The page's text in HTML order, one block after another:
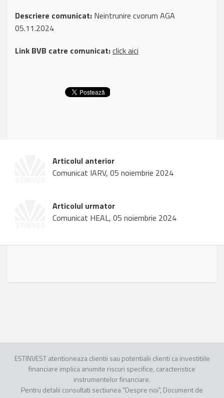
Descriere comunicat: Neintrunire cvorum AGA
05.11.2024
Link BVB catre comunicat:click aici
Articolul anterior
Comunicat IARV, 05 noiembrie 2024
Articolul urmator
Comunicat HEAL, 05 noiembrie 2024
ESTINVEST atentioneaza clientii sau potentialii clienti ca investitiile
financiare implica anumite riscuri specifice, caracteristice
instrumentelor financiare.
Pentru detalii consultati sectiunea "Despre noi", Document de